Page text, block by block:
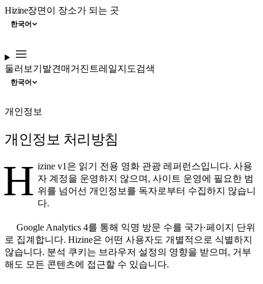
Hizine장면이 장소가 되는 곳
한국어
둘러보기 발견 매거진 트레일지도검색
한국어
개인정보
개인정보 처리방침
H izine v1은 읽기 전용 영화 관광 레퍼런스입니다. 사용
자 계정을 운영하지 않으며, 사이트 운영에 필요한 범
위를 넘어선 개인정보를 독자로부터 수집하지 않습니
다.
Google Analytics 4를 통해 익명 방문 수를 국가·페이지 단위
로 집계합니다. Hizine은 어떤 사용자도 개별적으로 식별하지
않습니다. 분석 쿠키는 브라우저 설정의 영향을 받으며, 거부
해도 모든 콘텐츠에 접근할 수 있습니다.